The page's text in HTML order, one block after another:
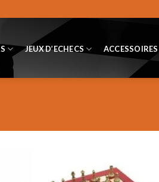
JEUX D’ECHECS ACCESSOIRES